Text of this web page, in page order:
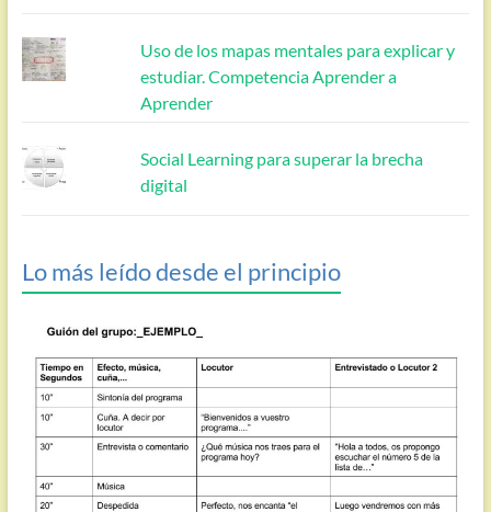
Uso de los mapas mentales para explicar y
estudiar. Competencia Aprender a
Aprender
Social Learning para superar la brecha
digital
Lo más leído desde el principio